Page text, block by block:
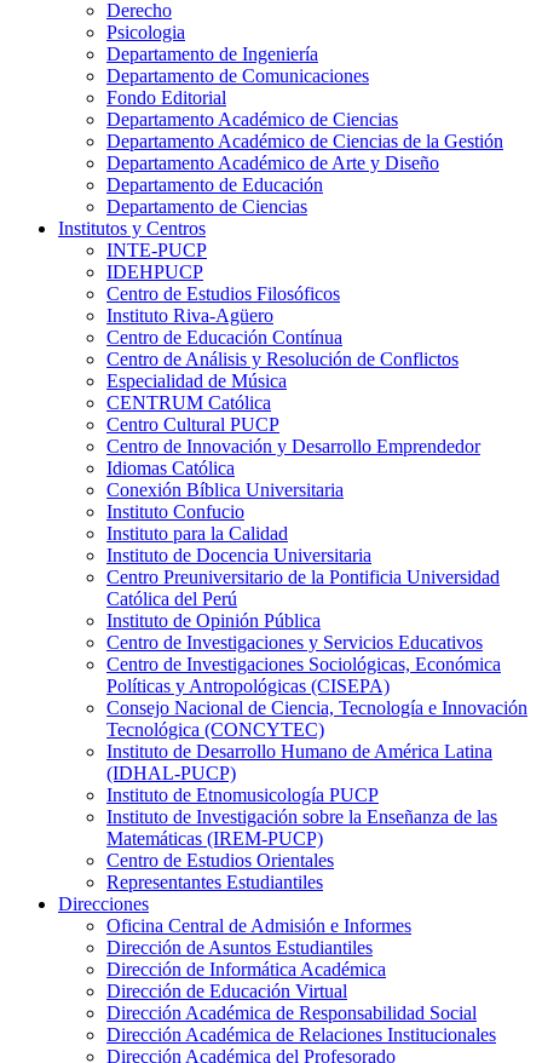
Derecho
Psicologia
Departamento de Ingeniería
Departamento de Comunicaciones
Fondo Editorial
Departamento Académico de Ciencias
Departamento Académico de Ciencias de la Gestión
Departamento Académico de Arte y Diseño
Departamento de Educación
Departamento de Ciencias
Institutos y Centros
INTE-PUCP
IDEHPUCP
Centro de Estudios Filosóficos
Instituto Riva-Agüero
Centro de Educación Contínua
Centro de Análisis y Resolución de Conflictos
Especialidad de Música
CENTRUM Católica
Centro Cultural PUCP
Centro de Innovación y Desarrollo Emprendedor
Idiomas Católica
Conexión Bíblica Universitaria
Instituto Confucio
Instituto para la Calidad
Instituto de Docencia Universitaria
Centro Preuniversitario de la Pontificia Universidad
Católica del Perú
Instituto de Opinión Pública
Centro de Investigaciones y Servicios Educativos
Centro de Investigaciones Sociológicas, Económica
Políticas y Antropológicas (CISEPA)
Consejo Nacional de Ciencia, Tecnología e Innovación
Tecnológica (CONCYTEC)
Instituto de Desarrollo Humano de América Latina
(IDHAL-PUCP)
Instituto de Etnomusicología PUCP
Instituto de Investigación sobre la Enseñanza de las
Matemáticas (IREM-PUCP)
Centro de Estudios Orientales
Representantes Estudiantiles
Direcciones
Oficina Central de Admisión e Informes
Dirección de Asuntos Estudiantiles
Dirección de Informática Académica
Dirección de Educación Virtual
Dirección Académica de Responsabilidad Social
Dirección Académica de Relaciones Institucionales
Dirección Académica del Profesorado